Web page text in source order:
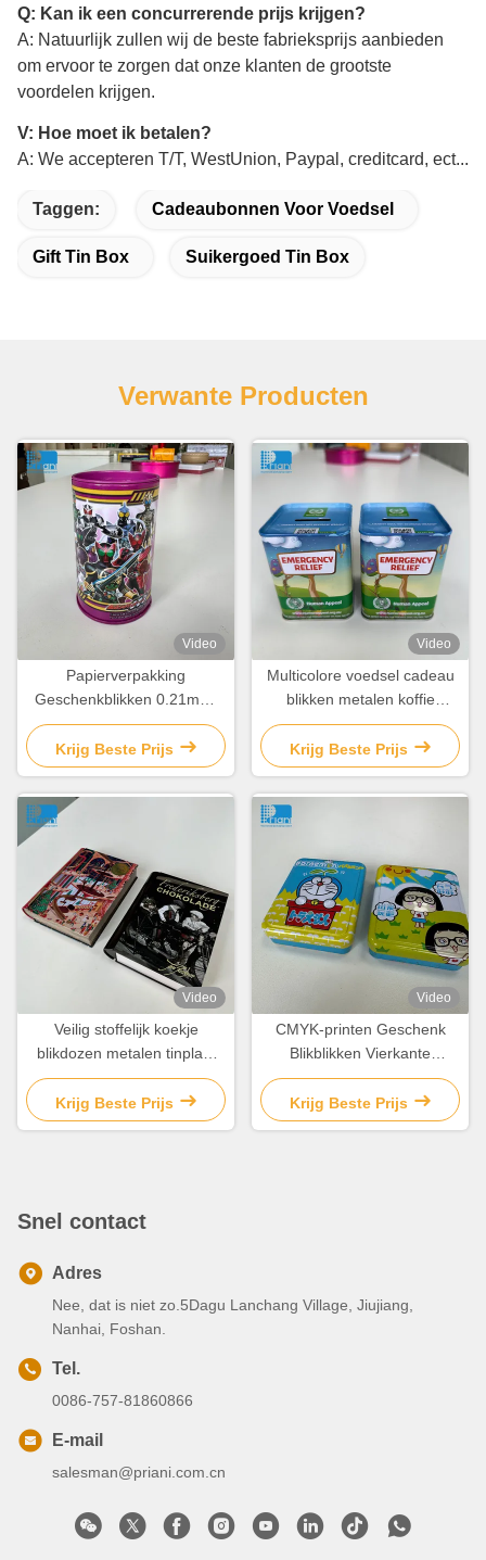
Q: Kan ik een concurrerende prijs krijgen?
A: Natuurlijk zullen wij de beste fabrieksprijs aanbieden
om ervoor te zorgen dat onze klanten de grootste
voordelen krijgen.
V: Hoe moet ik betalen?
A: We accepteren T/T, WestUnion, Paypal, creditcard, ect...
Taggen: Cadeaubonnen Voor Voedsel
Gift Tin Box Suikergoed Tin Box
Verwante Producten
Video
Papierverpakking
Geschenkblikken 0.21mm-
0.35mm Aanpasbare
chocolade doosblik met
deksel
Krijg Beste Prijs
Video
Multicolore voedsel cadeau
blikken metalen koffie
blikken thee en suiker
blikken
Krijg Beste Prijs
Video
Veilig stoffelijk koekje
blikdozen metalen tinplaat
chocolade blikdoos
Krijg Beste Prijs
Video
CMYK-printen Geschenk
Blikblikken Vierkante
Metalen Koekjesblikken Met
Makkelijk Open Deksel
Krijg Beste Prijs
Snel contact
Adres
Nee, dat is niet zo.5Dagu Lanchang Village, Jiujiang,
Nanhai, Foshan.
Tel.
0086-757-81860866
E-mail
salesman@priani.com.cn